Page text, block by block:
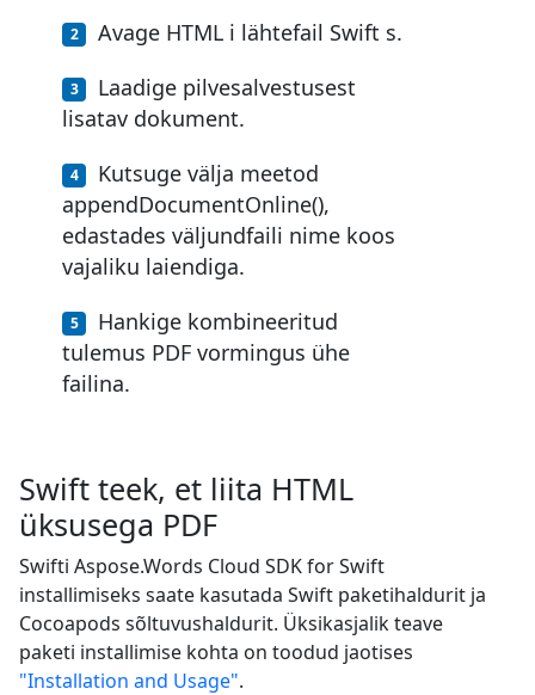
Avage HTML i lähtefail Swift s.
Laadige pilvesalvestusest
lisatav dokument.
Kutsuge välja meetod
appendDocumentOnline(),
edastades väljundfaili nime koos
vajaliku laiendiga.
Hankige kombineeritud
tulemus PDF vormingus ühe
failina.
Swift teek, et liita HTML
üksusega PDF
Swifti Aspose.Words Cloud SDK for Swift
installimiseks saate kasutada Swift paketihaldurit ja
Cocoapods sõltuvushaldurit. Üksikasjalik teave
paketi installimise kohta on toodud jaotises
"Installation and Usage".